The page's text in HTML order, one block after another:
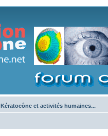
Kératocône et activités humaines...